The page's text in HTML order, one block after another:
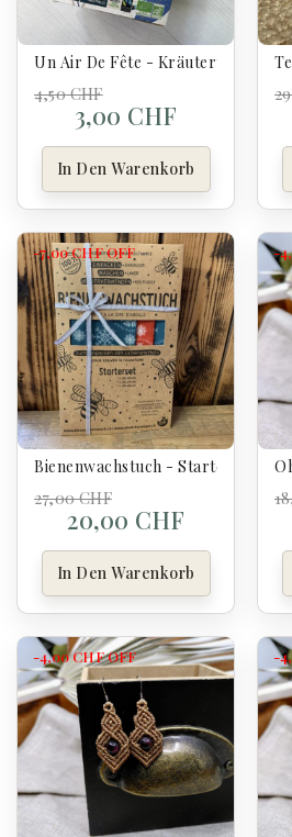
Un Air De Fête - Kräutertee -
4,50 CHF
3,00 CHF
In Den Warenkorb
Bienenwachstuch - Starterset
27,00 CHF
-7,00 CHFOFF
20,00 CHF
In Den Warenkorb
-
-4,00 CHFOFF -